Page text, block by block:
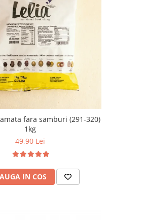
fara samburi (291-320)
1kg
49,90 Lei
IN COS